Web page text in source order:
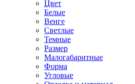
Цвет
Белые
Венге
Светлые
Темные
Размер
Малогабаритные
Форма
Угловые